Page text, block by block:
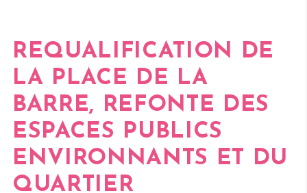
REQUALIFICATION DE
LA PLACE DE LA
BARRE, REFONTE DES
ESPACES PUBLICS
ENVIRONNANTS ET DU
QUARTIER